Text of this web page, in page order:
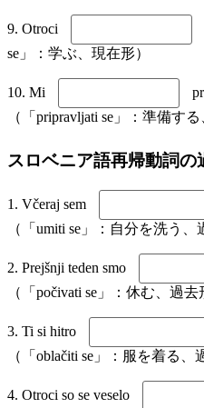
9. Otroci
se」：学ぶ、現在形）
10. Mi
（「pripravljati se」：準備する
スロベニア語再帰動詞の
1. Včeraj sem
（「umiti se」：自分を洗う、
2. Prejšnji teden smo
（「počivati se」：休む、過去
3. Ti si hitro
（「oblačiti se」：服を着る、
4. Otroci so se veselo